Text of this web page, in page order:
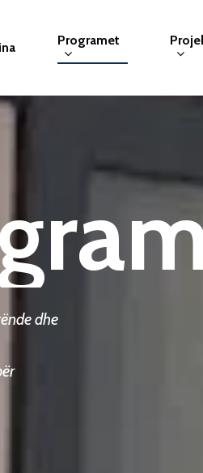
Programet
dhe